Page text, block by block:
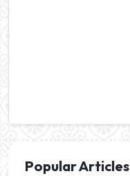
Popular Articles